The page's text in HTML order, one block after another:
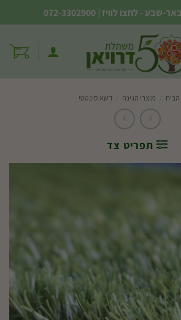
שבע - לחצו לוויז |
072-3302900
מוצרי הגינה דשא סינטטי
תפריט צד